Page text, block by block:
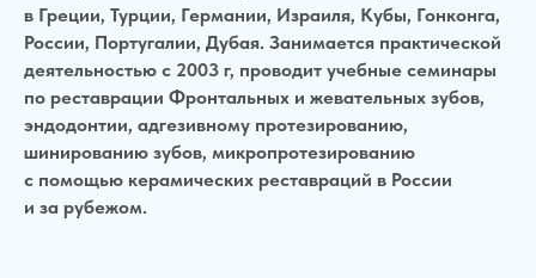
в Греции, Турции, Германии, Израиля, Кубы, Гонконга,
России, Португалии, Дубая. Занимается практической
деятельностью с 2003 г, проводит учебные семинары
по реставрации Фронтальных и жевательных зубов,
эндодонтии, адгезивному протезированию,
шинированию зубов, микропротезированию
с помощью керамических реставраций в России
и за рубежом.